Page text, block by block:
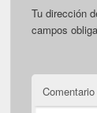
Tu dirección
campos